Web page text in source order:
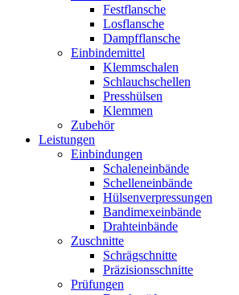
Festflansche
Losflansche
Dampfflansche
Einbindemittel
Klemmschalen
Schlauchschellen
Presshülsen
Klemmen
Zubehör
Leistungen
Einbindungen
Schaleneinbände
Schelleneinbände
Hülsenverpressungen
Bandimexeinbände
Drahteinbände
Zuschnitte
Schrägschnitte
Präzisionsschnitte
Prüfungen